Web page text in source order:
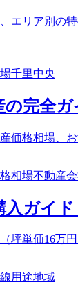
エリア別の
千里中央
の完全ガ
価格相場、
相場不動産
入ガイ
坪単価16万
用途地域